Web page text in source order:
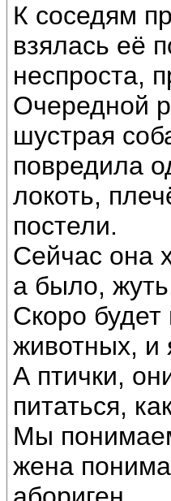
К соседям
взялась её
неспроста,
Очередной
шустрая
повредила
локоть,
постели.
Сейчас она
а было,
Скоро будет
животных, и
А птички,
питаться,
Мы
жена